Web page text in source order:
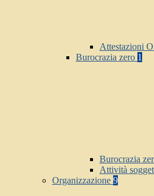
Attestazioni
Burocrazia zero 1
Burocrazia
Attività
Organizzazione 9